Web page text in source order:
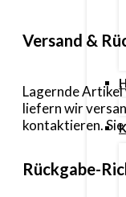
Versand &
Lagernde Artikel
liefern wir
kontaktieren.
Rückgabe-